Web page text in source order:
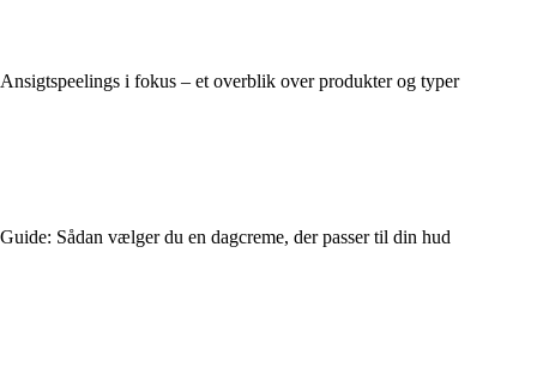
Ansigtspeelings i fokus – et overblik over produkter og typer
Guide: Sådan vælger du en dagcreme, der passer til din hud